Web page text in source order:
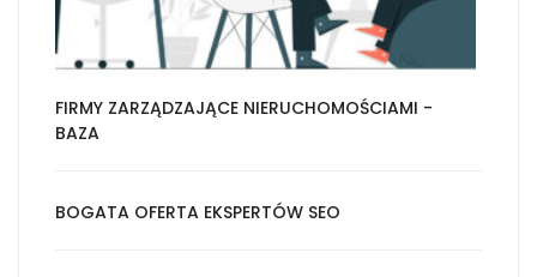
FIRMY ZARZĄDZAJĄCE NIERUCHOMOŚCIAMI -
BAZA
BOGATA OFERTA EKSPERTÓW SEO